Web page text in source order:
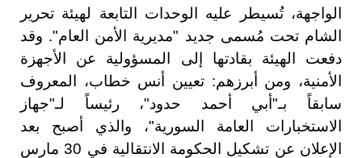
الواجهة، تُسيطر عليه الوحدات التابعة لهيئة تحرير
الشام تحت مُسمى جديد "مديرية الأمن العام". وقد
دفعت الهيئة بقادتها إلى المسؤولية عن الأجهزة
الأمنية، ومن أبرزهم: تعيين أنس خطاب، المعروف
سابقاً بـ"أبي أحمد حدود"، رئيساً لـ"جهاز
الاستخبارات العامة السورية"، والذي أصبح بعد
الإعلان عن تشكيل الحكومة الانتقالية في 30 مارس